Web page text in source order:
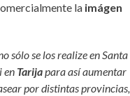
laimágen
sólo se los realize en Santa
en Tarijapara así aumentar
por distintas provincias,
19:00 20:00